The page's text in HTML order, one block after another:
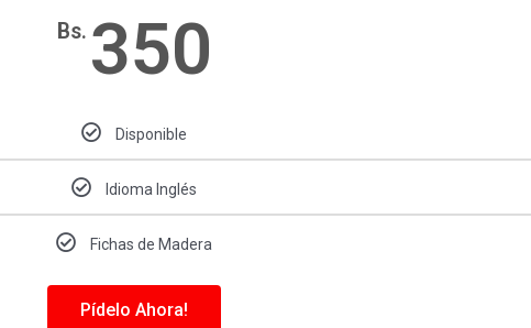
Bs. 350
Disponible
Idioma Inglés
Fichas de Madera
Pídelo Ahora!